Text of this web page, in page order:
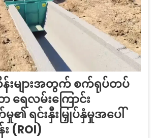
းများအတွက် စက်ရုပ်တပ်
ရေလမ်းကြောင်း
ရင်းနှီးမြှုပ်နှံမှုအပေါ်
(ROI)